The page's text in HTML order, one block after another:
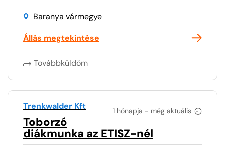
Baranya vármegye
Állás megtekintése
Továbbküldöm
1 hónapja - még aktuális
Trenkwalder Kft
Toborzó
diákmunka az ETISZ-nél